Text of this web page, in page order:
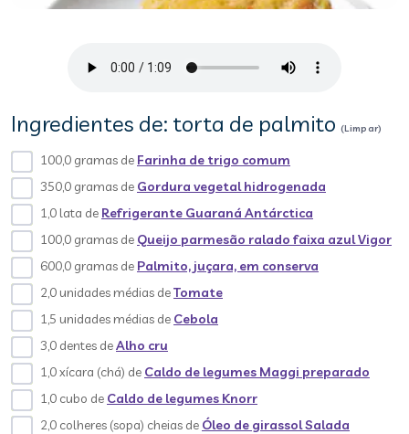
Ingredientes de: torta de palmito (Limpar)
100,0 gramas de Farinha de trigo comum
350,0 gramas de Gordura vegetal hidrogenada
1,0 lata de Refrigerante Guaraná Antárctica
100,0 gramas de Queijo parmesão ralado faixa azul Vigor
600,0 gramas de Palmito, juçara, em conserva
2,0 unidades médias deTomate
1,5 unidades médias de Cebola
3,0 dentes deAlho cru
1,0 xícara (chá) de Caldo de legumes Maggi preparado
1,0 cubo de Caldo de legumes Knorr
2,0 colheres (sopa) cheias de Óleo de girassol Salada